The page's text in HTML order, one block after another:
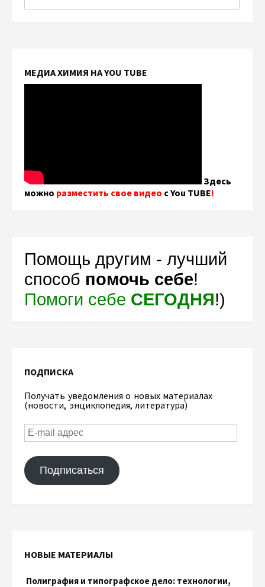
МЕДИА ХИМИЯ НА YOU TUBE
Здесь
можно разместить свое видео с You TUBE!
Помощь другим - лучший
способ помочь себе!
Помоги себе СЕГОДНЯ!)
ПОДПИСКА
Получать уведомления о новых материалах
(новости, энциклопедия, литература)
Подписаться
НОВЫЕ МАТЕРИАЛЫ
Полиграфия и типографское дело: технологии,